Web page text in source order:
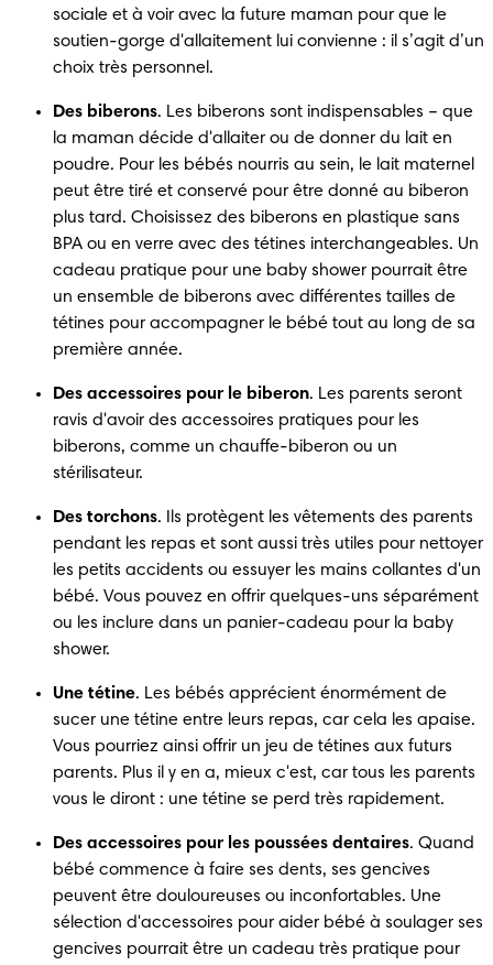
sociale et à voir avec la future maman pour que le
soutien-gorge d'allaitement lui convienne : il s’agit d’un
choix très personnel.
Des biberons. Les biberons sont indispensables – que
la maman décide d'allaiter ou de donner du lait en
poudre. Pour les bébés nourris au sein, le lait maternel
peut être tiré et conservé pour être donné au biberon
plus tard. Choisissez des biberons en plastique sans
BPA ou en verre avec des tétines interchangeables. Un
cadeau pratique pour une baby shower pourrait être
un ensemble de biberons avec différentes tailles de
tétines pour accompagner le bébé tout au long de sa
première année.
Des accessoires pour le biberon. Les parents seront
ravis d'avoir des accessoires pratiques pour les
biberons, comme un chauffe-biberon ou un
stérilisateur.
Des torchons. Ils protègent les vêtements des parents
pendant les repas et sont aussi très utiles pour nettoyer
les petits accidents ou essuyer les mains collantes d'un
bébé. Vous pouvez en offrir quelques-uns séparément
ou les inclure dans un panier-cadeau pour la baby
shower.
Une tétine. Les bébés apprécient énormément de
sucer une tétine entre leurs repas, car cela les apaise.
Vous pourriez ainsi offrir un jeu de tétines aux futurs
parents. Plus il y en a, mieux c'est, car tous les parents
vous le diront : une tétine se perd très rapidement.
Des accessoires pour les poussées dentaires. Quand
bébé commence à faire ses dents, ses gencives
peuvent être douloureuses ou inconfortables. Une
sélection d'accessoires pour aider bébé à soulager ses
gencives pourrait être un cadeau très pratique pour